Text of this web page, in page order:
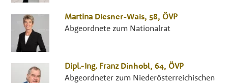
Martina Diesner-Wais, 58, ÖVP
Abgeordnete zum Nationalrat
Dipl.-Ing. Franz Dinhobl, 64, ÖVP
Abgeordneter zum Niederösterreichischen